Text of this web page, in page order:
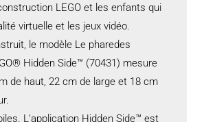
LEGO et les enfants qui
virtuelle et les jeux vidéo.
le modèle Le pharedes
Hidden Side™ (70431) mesure
de haut, 22 cm de large et 18 cm
L’application Hidden Side™ est